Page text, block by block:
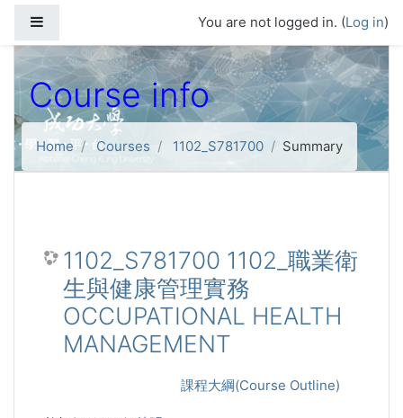
You are not logged in. (Log in)
Course info
Home Courses 1102_S781700 Summary
1102_S781700 1102_職業衛
生與健康管理實務
OCCUPATIONAL HEALTH
MANAGEMENT
課程大綱(Course Outline)